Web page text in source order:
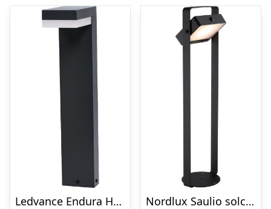
Ledvance Endura Hybrid Venus solcelle havelampe
Nordlux Saulio solcelle havelampe